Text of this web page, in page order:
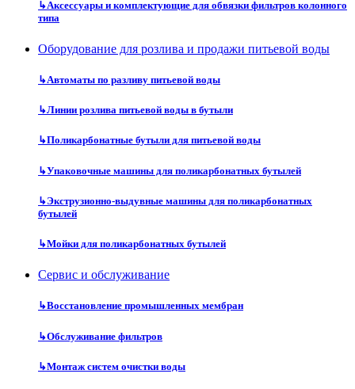
↳Аксессуары и комплектующие для обвязки фильтров колонного
типа
Оборудование для розлива и продажи питьевой воды
↳Автоматы по разливу питьевой воды
↳Линии розлива питьевой воды в бутыли
↳Поликарбонатные бутыли для питьевой воды
↳Упаковочные машины для поликарбонатных бутылей
↳Экструзионно-выдувные машины для поликарбонатных
бутылей
↳Мойки для поликарбонатных бутылей
Сервис и обслуживание
↳Восстановление промышленных мембран
↳Обслуживание фильтров
↳Монтаж систем очистки воды